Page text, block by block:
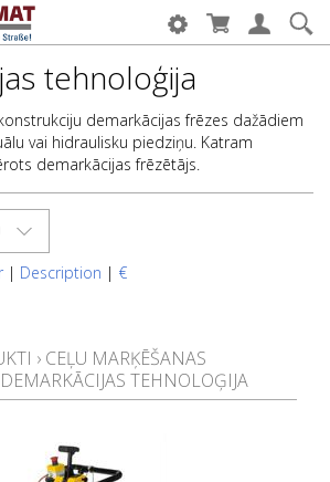
tehnoloģija
demarkācijas frēzes dažādiem
vai hidraulisku piedziņu. Katram
demarkācijas frēzētājs.
| Description | €
› CEĻU MARĶĒŠANAS
DEMARKĀCIJAS TEHNOLOĢIJA